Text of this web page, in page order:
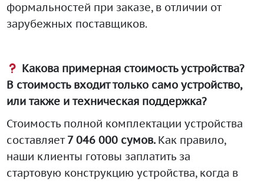
формальностей при заказе, в отличии от
зарубежных поставщиков.
Какова примерная стоимость устройства?
В стоимость входит только само устройство,
или также и техническая поддержка?
Стоимость полной комплектации устройства
составляет7 046 000 сумов. Как правило,
наши клиенты готовы заплатить за
стартовую конструкцию устройства, когда в